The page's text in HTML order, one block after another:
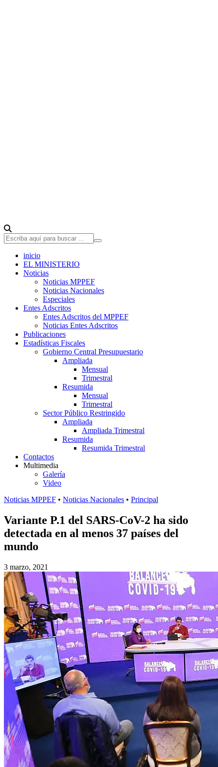
inicio
EL MINISTERIO
Noticias
Noticias MPPEF
Noticias Nacionales
Especiales
Entes Adscritos
Entes Adscritos del MPPEF
Noticias Entes Adscritos
Publicaciones
Estadísticas Fiscales
Gobierno Central Presupuestario
Ampliada
Mensual
Trimestral
Resumida
Mensual
Trimestral
Sector Público Restringido
Ampliada
Ampliada Trimestral
Resumida
Resumida Trimestral
Contactos
Multimedia
Galería
Video
Noticias MPPEF • Noticias Nacionales • Principal
Variante P.1 del SARS-CoV-2 ha sido
detectada en al menos 37 países del
mundo
3 marzo, 2021